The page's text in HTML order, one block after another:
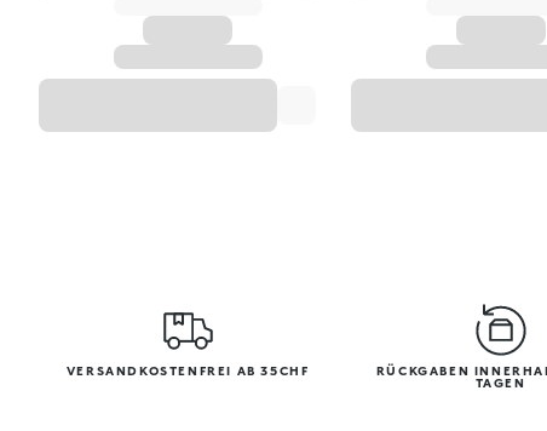
VERSANDKOSTENFREI AB 35CHF
RÜCKGABEN
TAGEN